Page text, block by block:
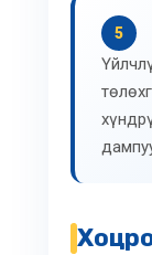
5